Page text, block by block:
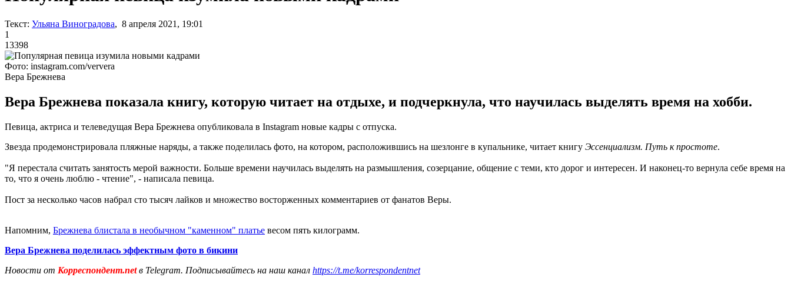
Текст: Ульяна Виноградова, 8 апреля 2021, 19:01
1
13398
Фото: instagram.com/ververa
Вера Брежнева
Вера Брежнева показала книгу, которую читает на отдыхе, и подчеркнула, что научилась выделять время на хобби.
Певица, актриса и телеведущая Вера Брежнева опубликовала в Instagram новые кадры с отпуска.
Звезда продемонстрировала пляжные наряды, а также поделилась фото, на котором, расположившись на шезлонге в купальнике, читает книгу Эссенциализм. Путь к простоте.
"Я перестала считать занятость мерой важности. Больше времени научилась выделять на размышления, созерцание, общение с теми, кто дорог и интересен. И наконец-то вернула себе время на
то, что я очень люблю - чтение", - написала певица.
Пост за несколько часов набрал сто тысяч лайков и множество восторженных комментариев от фанатов Веры.
Напомним, Брежнева блистала в необычном "каменном" платье весом пять килограмм.
Вера Брежнева поделилась эффектным фото в бикини
Новости от Корреспондент.netв Telegram. Подписывайтесь на наш канал https://t.me/korrespondentnet